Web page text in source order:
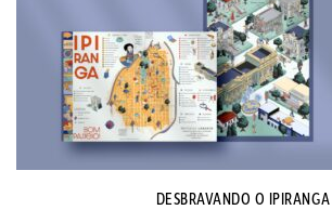
DESBRAVANDO O IPIRANGA